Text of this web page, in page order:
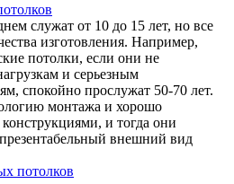
служат от 10 до 15 лет, но все
изготовления. Например,
потолки, если они не
и серьезным
спокойно прослужат 50-70 лет.
монтажа и хорошо
и тогда они
внешний вид
потолков